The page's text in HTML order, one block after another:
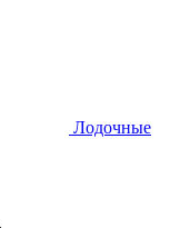
Лодочные